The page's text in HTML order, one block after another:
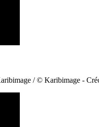
/ © Karibimage -